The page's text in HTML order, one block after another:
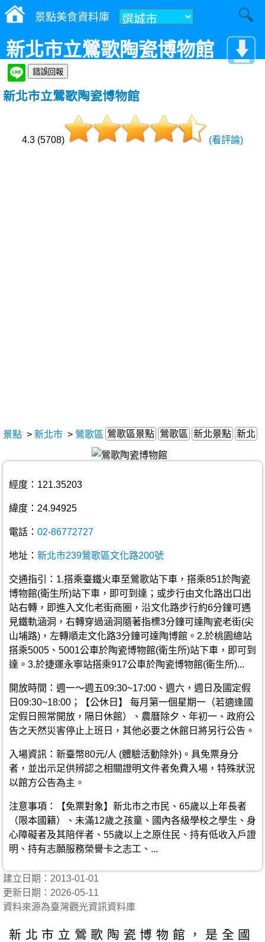
景點美食資料庫
新北市立鶯歌陶瓷博物館
新北市立鶯歌陶瓷博物館
4.3 (5708) (看評論)
景點 > 新北市 > 鶯歌區 鶯歌區景點 鶯歌區 新北景點 新北
經度：121.35203
緯度：24.94925
電話： 02-86772727
地址： 新北市239鶯歌區文化路200號
交通指引：1.搭乘臺鐵火車至鶯歌站下車，搭乘851於陶瓷
博物館(衛生所)站下車，即可到達；或步行由文化路出口出
站右轉，即進入文化老街商圈，沿文化路步行約6分鐘可遇
見鐵軌涵洞，右轉穿過涵洞隨著指標3分鐘可達陶瓷老街(尖
山埔路)，左轉順走文化路3分鐘可達陶博館。2.於桃園總站
搭乘5005、5001公車於陶瓷博物館(衛生所)站下車，即可到
達。3.於捷運永寧站搭乘917公車於陶瓷博物館(衛生所)...
開放時間：週一～週五09:30~17:00、週六，週日及國定假
日09:30~18:00；【公休日】 每月第一個星期一（若適逢國
定假日照常開放，隔日休館）、農曆除夕、年初一、政府公
告之天然災害停止上班日，其他必要之休館日將另行公告。
入場資訊：新臺幣80元/人 (體驗活動除外)。具免票身分
者，並出示足供辨認之相關證明文件者免費入場，特殊狀況
以館方公告為主。
注意事項：【免票對象】新北市之市民、65歲以上年長者
（限本國籍）、未滿12歲之孩童、國內各級學校之學生、身
心障礙者及其陪伴者、55歲以上之原住民、持有低收入戶證
明、持有志願服務榮譽卡之志工、...
建立日期：2013-01-01
更新日期：2026-05-11
資料來源為臺灣觀光資訊資料庫
新北市立鶯歌陶瓷博物館，是全國